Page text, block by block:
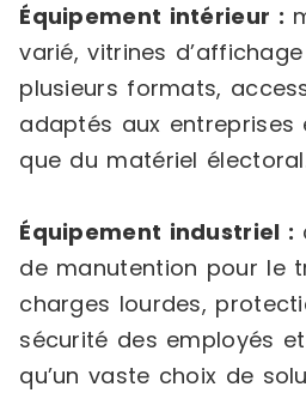
Équipement intérieur :
varié, vitrines
plusieurs formats,
adaptés aux entreprises
que du matériel
Équipement industriel :
de manutention pour le
charges lourdes,
sécurité des employés
qu’un vaste choix de